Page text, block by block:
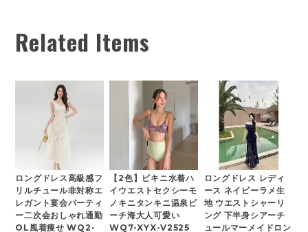
Related Items
ロングドレス高級感フ
リルチュール非対称エ
レガント宴会パーティ
ー二次会おしゃれ通勤
OL風着痩せ WQ2-
【2色】ビキニ水着ハ
イウエストセクシーモ
ノキニタンキニ温泉ビ
ーチ海大人可愛い
WQ7-XYX-V2525
ロングドレス レディ
ース ネイビーラメ生
地 ウエストシャーリ
ング 下半身シアーチ
ュールマーメイドロン